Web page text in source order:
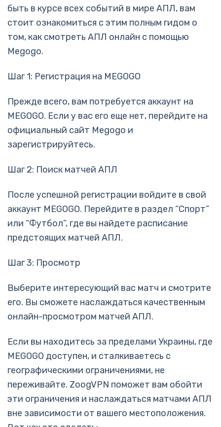
быть в курсе всех событий в мире АПЛ, вам
стоит ознакомиться с этим полным гидом о
том, как смотреть АПЛ онлайн с помощью
Megogo.
Шаг 1: Регистрация на MEGOGO
Прежде всего, вам потребуется аккаунт на
MEGOGO. Если у вас его еще нет, перейдите на
официальный сайт Megogo и
зарегистрируйтесь.
Шаг 2: Поиск матчей АПЛ
После успешной регистрации войдите в свой
аккаунт MEGOGO. Перейдите в раздел “Спорт”
или “Футбол”, где вы найдете расписание
предстоящих матчей АПЛ.
Шаг 3: Просмотр
Выберите интересующий вас матч и смотрите
его. Вы сможете наслаждаться качественным
онлайн-просмотром матчей АПЛ.
Если вы находитесь за пределами Украины, где
MEGOGO доступен, и сталкиваетесь с
географическими ограничениями, не
переживайте. ZoogVPN поможет вам обойти
эти ограничения и наслаждаться матчами АПЛ
вне зависимости от вашего местоположения.